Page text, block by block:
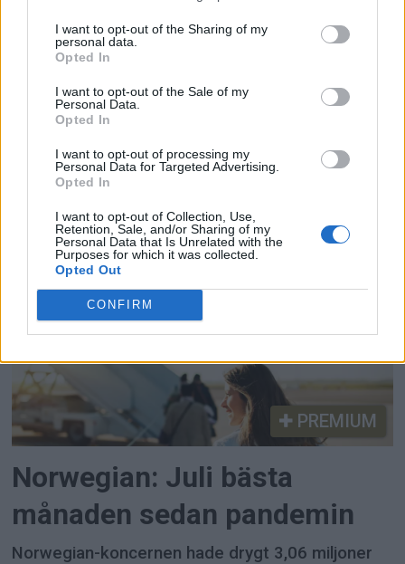
I want to opt-out of the Sharing of my
personal data.
Opted In
I want to opt-out of the Sale of my
Personal Data.
Opted In
I want to opt-out of processing my
Personal Data for Targeted Advertising.
Opted In
I want to opt-out of Collection, Use,
Retention, Sale, and/or Sharing of my
Personal Data that Is Unrelated with the
Purposes for which it was collected.
Opted Out
CONFIRM
och influencers till Stockholm
Turkisk matkultur i fokus på
Djurgården – Turkish Cuisine Week
firades i Stockholm
Ny resemässa genomfördes i
Stockholm
PREMIUM
Norwegian: Juli bästa
månaden sedan pandemin
Norwegian-koncernen hade drygt 3,06 miljoner